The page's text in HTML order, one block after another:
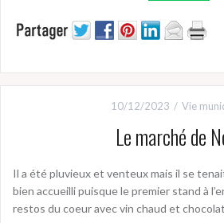
10/12/2023 Vie
Le marché de
Il a été pluvieux et venteux mais il se
bien accueilli puisque le premier stand à
restos du coeur avec vin chaud et